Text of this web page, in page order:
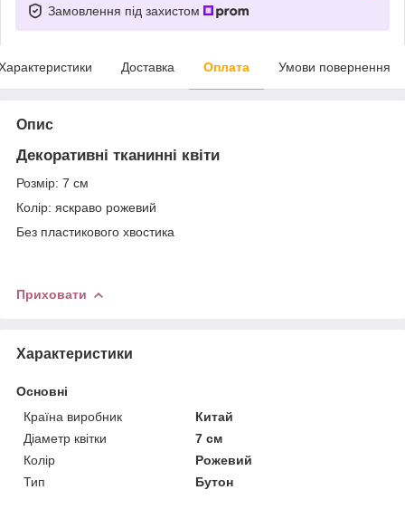
Замовлення під захистом
Доставка Оплата Умови повернення
Опис
Декоративні тканинні квіти
Розмір: 7 см
Колір: яскраво рожевий
Без пластикового хвостика
Приховати
Характеристики
Основні
Країна виробник
Китай
Діаметр квітки
7 см
Колір
Рожевий
Тип
Бутон